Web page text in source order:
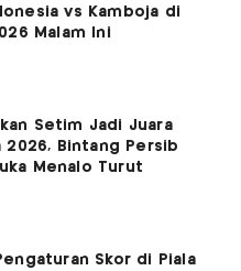
vs Kamboja di
Malam Ini
Setim Jadi Juara
2026, Bintang Persib
Menalo Turut
Skor di Piala